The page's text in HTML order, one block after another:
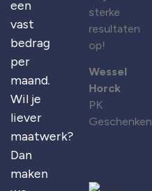
een
vast
bedrag
per
maand.
Wil je
liever
maatwerk?
Dan
maken
sterke
resultaten
op!
Wessel
Horck
PK
Geschenken